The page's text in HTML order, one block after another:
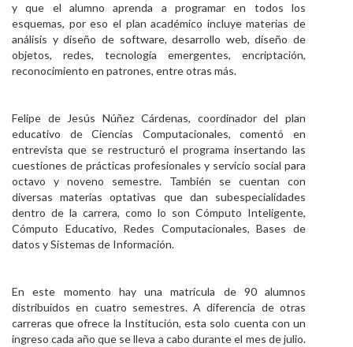
y que el alumno aprenda a programar en todos los
esquemas, por eso el plan académico incluye materias de
análisis y diseño de software, desarrollo web, diseño de
objetos, redes, tecnología emergentes, encriptación,
reconocimiento en patrones, entre otras más.
Felipe de Jesús Núñez Cárdenas, coordinador del plan
educativo de Ciencias Computacionales, comentó en
entrevista que se restructuró el programa insertando las
cuestiones de prácticas profesionales y servicio social para
octavo y noveno semestre. También se cuentan con
diversas materias optativas que dan subespecialidades
dentro de la carrera, como lo son Cómputo Inteligente,
Cómputo Educativo, Redes Computacionales, Bases de
datos y Sistemas de Información.
En este momento hay una matrícula de 90 alumnos
distribuidos en cuatro semestres. A diferencia de otras
carreras que ofrece la Institución, esta solo cuenta con un
ingreso cada año que se lleva a cabo durante el mes de julio.